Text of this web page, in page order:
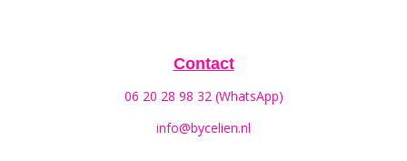
Contact
06 20 28 98 32 (WhatsApp)
info@bycelien.nl